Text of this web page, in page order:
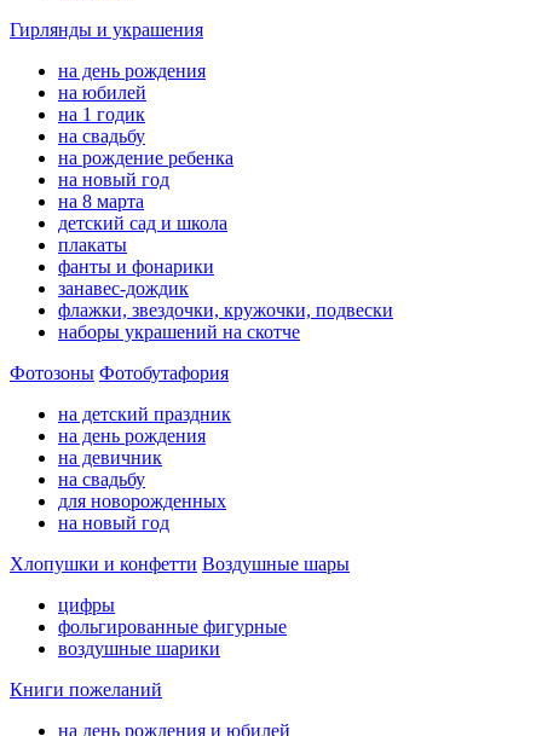
Гирлянды и украшения
на день рождения
на юбилей
на 1 годик
на свадьбу
на рождение ребенка
на новый год
на 8 марта
детский сад и школа
плакаты
фанты и фонарики
занавес-дождик
флажки, звездочки, кружочки, подвески
наборы украшений на скотче
Фотозоны Фотобутафория
на детский праздник
на день рождения
на девичник
на свадьбу
для новорожденных
на новый год
Хлопушки и конфетти Воздушные шары
цифры
фольгированные фигурные
воздушные шарики
Книги пожеланий
на день рождения и юбилей